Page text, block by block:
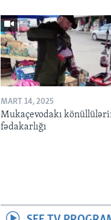
MART 14, 2025
Mukaçevodakı
fədakarlığı